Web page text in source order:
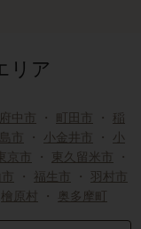
リア
府中市 ・ 町田市 ・ 稲
市 ・ 小金井市 ・ 小
京市 ・ 東久留米市
・
・ 福生市 ・ 羽村市
檜原村 ・ 奥多摩町